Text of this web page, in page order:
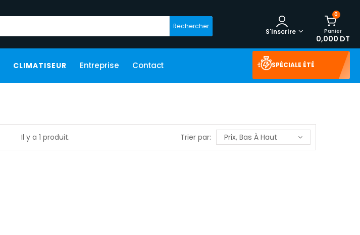
Rechercher
0
Panier
0,000 DT
S'inscrire
CLIMATISEUR Entreprise Contact SPÉCIALE ÉTÉ
Il y a 1 produit. Trier par: Prix, Bas À Haut